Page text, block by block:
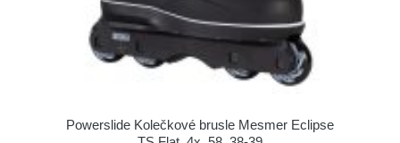
Powerslide Kolečkové brusle Mesmer Eclipse